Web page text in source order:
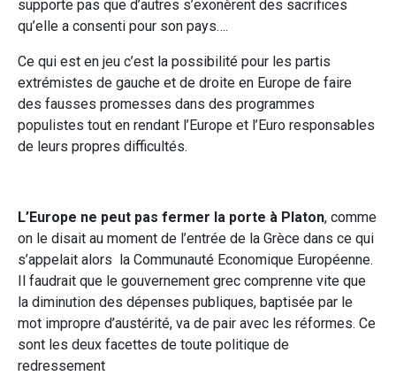
supporte pas que d’autres s’exonèrent des sacrifices
qu’elle a consenti pour son pays….
Ce qui est en jeu c’est la possibilité pour les partis
extrémistes de gauche et de droite en Europe de faire
des fausses promesses dans des programmes
populistes tout en rendant l’Europe et l’Euro responsables
de leurs propres difficultés.
L’Europe ne peut pas fermer la porte à Platon, comme
on le disait au moment de l’entrée de la Grèce dans ce qui
s’appelait alors la Communauté Economique Européenne.
Il faudrait que le gouvernement grec comprenne vite que
la diminution des dépenses publiques, baptisée par le
mot impropre d’austérité, va de pair avec les réformes. Ce
sont les deux facettes de toute politique de
redressement